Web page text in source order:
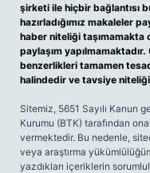
şirketi ile hiçbir bağlantısı
hazırladığımız makaleler
haber niteliği taşımamakta
paylaşım
benzerlikleri tamamen
halindedir ve tavsiye niteliği
Sitemiz, 5651 Sayılı Kanun
Kurumu (BTK) tarafından
vermektedir. Bu nedenle,
veya araştırma
yazdıkları içeriklerin